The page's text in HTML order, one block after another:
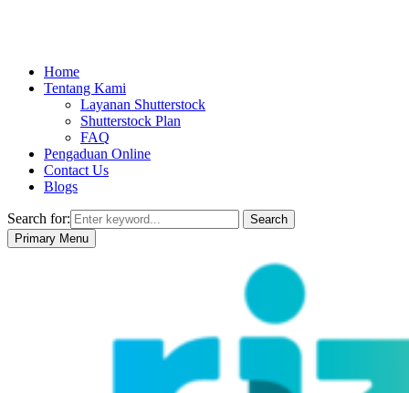
Home
Tentang Kami
Layanan Shutterstock
Shutterstock Plan
FAQ
Pengaduan Online
Contact Us
Blogs
Search for:
Search
Primary Menu